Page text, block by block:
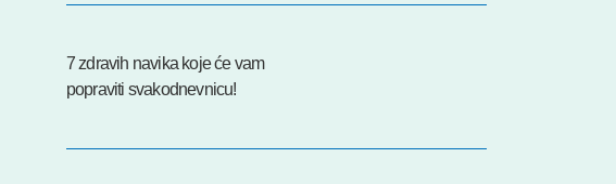
7 zdravih navika koje će vam
popraviti svakodnevnicu!